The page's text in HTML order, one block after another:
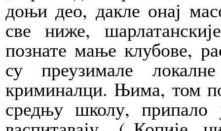
доњи део, дакле онај
све ниже,
познате мање клубове,
су преузимале
криминалци. Њима, том
средњу школу, припало